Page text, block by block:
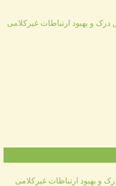
و بهبود ارتباطات غیرکلامی